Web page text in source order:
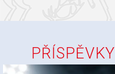
PŘÍSPĚVKY